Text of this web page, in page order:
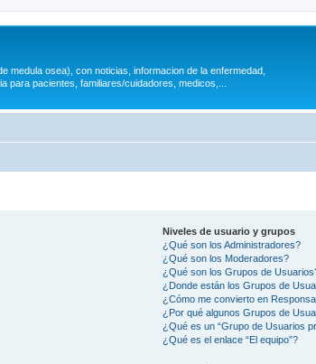
medula osea), con noticias, informacion de la enfermedad,
para pacientes, familiares/cuidadores, medicos,...
Niveles de usuario y grupos
¿Qué son los Administradores?
¿Qué son los Moderadores?
¿Qué son los Grupos de
¿Donde están los Grupos de
¿Cómo me convierto en
¿Por qué algunos Grupos de
¿Qué es un “Grupo de Usuarios
¿Qué es el enlace “El equipo”?